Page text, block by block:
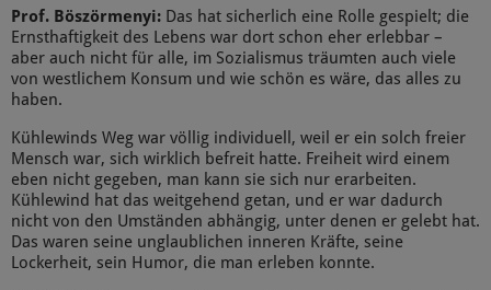
Prof. Böszörmenyi: Das hat sicherlich eine Rolle gespielt; die
Ernsthaftigkeit des Lebens war dort schon eher erlebbar –
aber auch nicht für alle, im Sozialismus träumten auch viele
von westlichem Konsum und wie schön es wäre, das alles zu
haben.
Kühlewinds Weg war völlig individuell, weil er ein solch freier
Mensch war, sich wirklich befreit hatte. Freiheit wird einem
eben nicht gegeben, man kann sie sich nur erarbeiten.
Kühlewind hat das weitgehend getan, und er war dadurch
nicht von den Umständen abhängig, unter denen er gelebt hat.
Das waren seine unglaublichen inneren Kräfte, seine
Lockerheit, sein Humor, die man erleben konnte.